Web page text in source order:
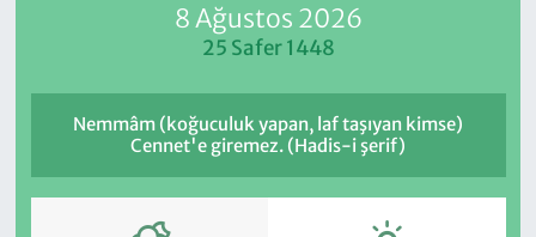
8 Ağustos 2026
25 Safer 1448
Nemmâm (koğuculuk yapan, laf taşıyan kimse)
Cennet'e giremez. (Hadis-i şerif)